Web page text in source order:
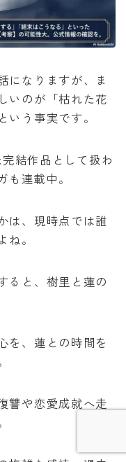
になりますが、ま
いのが「枯れた花
う事実です。
結作品として扱わ
も連載中。
は、現時点では誰
。
ると、樹里と蓮の
を、蓮との時間を
讐や恋愛成就へ走